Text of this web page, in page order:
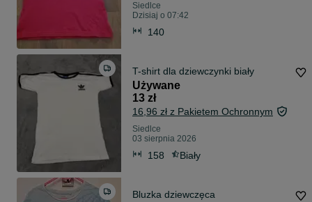
Siedlce
Dzisiaj o 07:42
140
T-shirt dla dziewczynki biały
Używane
13 zł
16,96 zł z Pakietem Ochronnym
Siedlce
03 sierpnia 2026
158 Biały
Bluzka dziewczęca